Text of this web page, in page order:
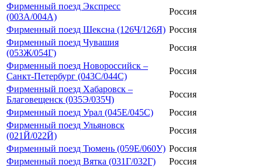
Фирменный поезд Экспресс
(003А/004А)
Россия
Фирменный поезд Шексна (126Ч/126Я) Россия
Фирменный поезд Чувашия
(053Ж/054Г)
Россия
Фирменный поезд Новороссийск –
Санкт-Петербург (043С/044С)
Россия
Фирменный поезд Хабаровск –
Благовещенск (035Э/035Ч)
Россия
Фирменный поезд Урал (045Е/045С)
Россия
Фирменный поезд Ульяновск
(021Й/022Й)
Россия
Фирменный поезд Тюмень (059Е/060У) Россия
Фирменный поезд Вятка (031Г/032Г)
Россия